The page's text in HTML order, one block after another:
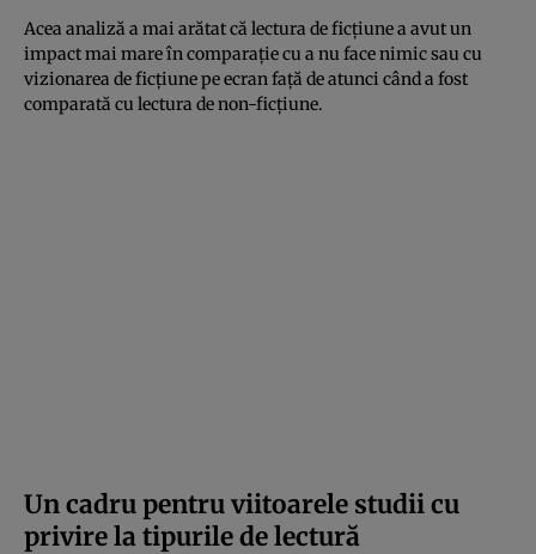
Acea analiză a mai arătat că lectura de ficțiune a avut un
impact mai mare în comparație cu a nu face nimic sau cu
vizionarea de ficțiune pe ecran față de atunci când a fost
comparată cu lectura de non-ficțiune.
Un cadru pentru viitoarele studii cu
privire la tipurile de lectură